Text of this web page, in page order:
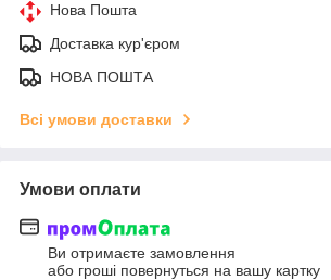
Нова Пошта
Доставка кур'єром
НОВА ПОШТА
Всі умови доставки
Умови оплати
Ви отримаєте замовлення
або гроші повернуться на вашу картку